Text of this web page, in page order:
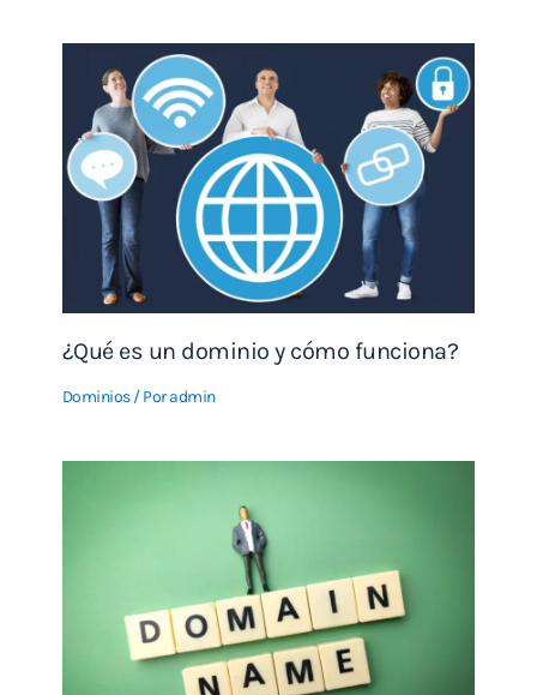
¿Qué es un dominio y cómo funciona?
Dominios/ Poradmin